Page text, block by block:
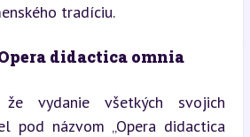
tradíciu.
didactica omnia
že vydanie všetkých svojich
pod názvom „Opera didactica